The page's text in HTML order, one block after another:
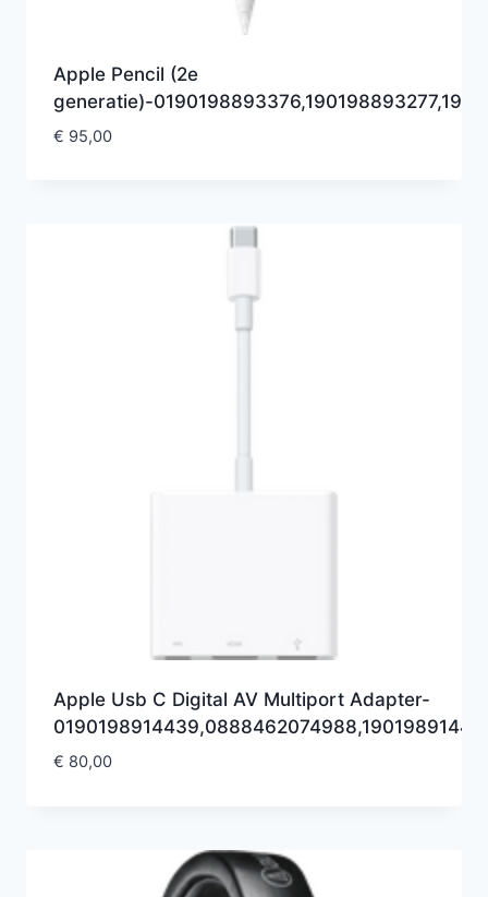
Apple Pencil (2e
generatie)-
€ 95,00
Apple Usb C Digital AV Multiport Adapter-
€ 80,00